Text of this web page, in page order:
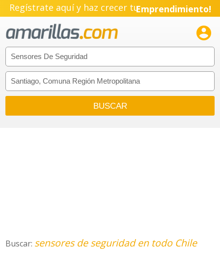
Regístrate aquí y haz crecer tuEmprendimiento!

Buscar: sensores de seguridad en todo Chile